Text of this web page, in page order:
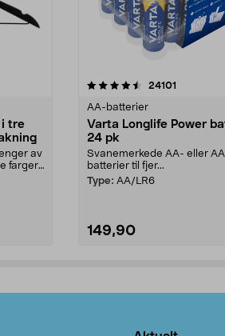
i tre
av
farger.
24101
AA-batterier
Varta Longlife Power
24 pk
Svanemerkede AA- eller
batterier til fjer...
Type: AA/LR6
149,90
4.5av 5 stjerner